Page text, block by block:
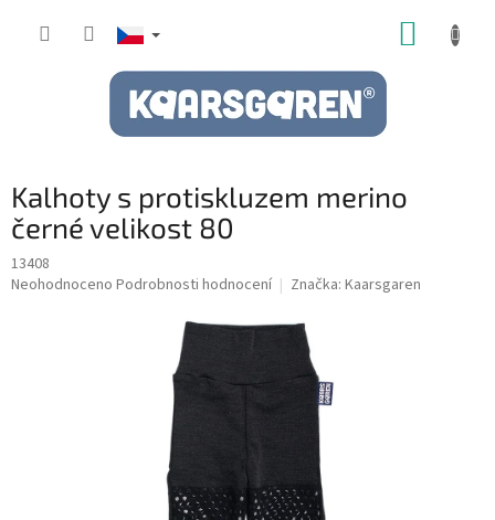
Kalhoty s protiskluzem merino
černé velikost 80
13408
Průměrné
Neohodnoceno Podrobnosti hodnocení Značka: Kaarsgaren